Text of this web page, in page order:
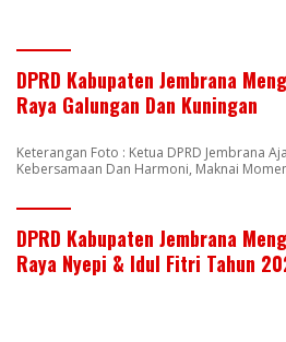
DPRD Kabupaten Jembrana
Raya Galungan Dan Kuningan
Keterangan Foto : Ketua DPRD Jembrana
Kebersamaan Dan Harmoni, Maknai
DPRD Kabupaten Jembrana
Raya Nyepi & Idul Fitri Tahun